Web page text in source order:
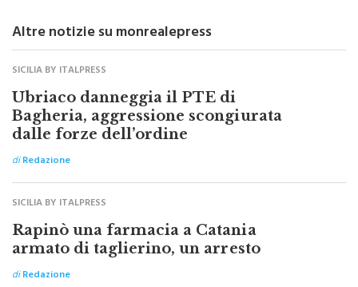
Altre notizie su monrealepress
SICILIA BY ITALPRESS
Ubriaco danneggia il PTE di
Bagheria, aggressione scongiurata
dalle forze dell’ordine
diRedazione
SICILIA BY ITALPRESS
Rapinò una farmacia a Catania
armato di taglierino, un arresto